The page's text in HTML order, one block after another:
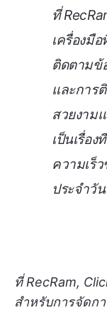
ที่
เครื่องมื
ติดตามข้
และการ
สวยงาม
เป็นเรื่อ
ความเร็
ประจำวั
ที่ RecRam,
สำหรับการจัดก